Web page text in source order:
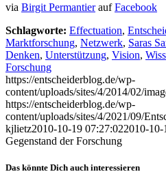
via Birgit PermantieraufFacebook
Schlagworte: Effectuation,
Marktforschung, Netzwerk, Saras
Denken, Unterstützung, Vision,
Forschung
https://entscheiderblog.de/wp-
content/uploads/sites/4/2014/02/
https://entscheiderblog.de/wp-
content/uploads/sites/4/2021/09/
kjlietz2010-10-19 07:27:022010-10-
Gegenstand der Forschung
Das könnte Dich auch interessieren